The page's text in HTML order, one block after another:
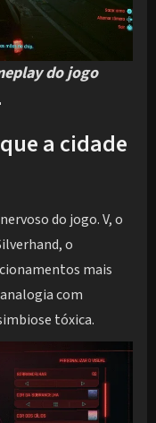
do jogo
a cidade
do jogo. V, o
o
mais
com
tóxica.